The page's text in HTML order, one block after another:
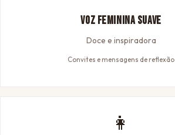
Voz Feminina Suave
Doce e inspiradora
Convites e mensagens de reflexão
👩